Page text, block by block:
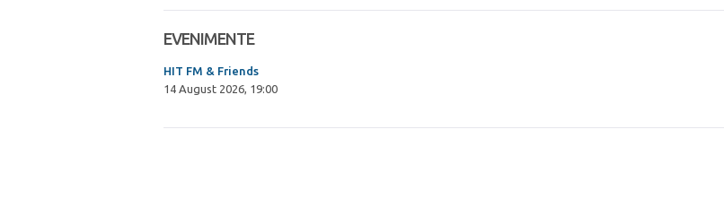
EVENIMENTE
HIT FM & Friends
14 August 2026, 19:00